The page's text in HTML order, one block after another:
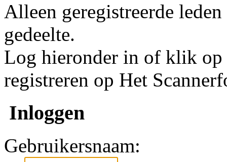
Alleen geregistreerde
gedeelte.
Log hieronder in of klik op
registreren op Het
Inloggen
Gebruikersnaam: